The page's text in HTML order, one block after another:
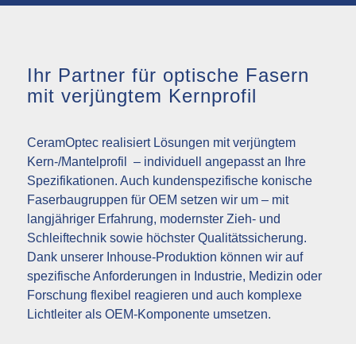
Ihr Partner für optische Fasern
mit verjüngtem Kernprofil
CeramOptec realisiert Lösungen mit verjüngtem
Kern-/Mantelprofil – individuell angepasst an Ihre
Spezifikationen. Auch kundenspezifische konische
Faserbaugruppen für OEM setzen wir um – mit
langjähriger Erfahrung, modernster Zieh- und
Schleiftechnik sowie höchster Qualitätssicherung.
Dank unserer Inhouse-Produktion können wir auf
spezifische Anforderungen in Industrie, Medizin oder
Forschung flexibel reagieren und auch komplexe
Lichtleiter als OEM-Komponente umsetzen.